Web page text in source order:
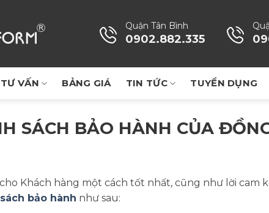
Quận Tân Bình
0902.882.335
TƯ VẤN BẢNG GIÁ TIN TỨC TUYỂN DỤNG
SÁCH BẢO HÀNH CỦA
Khách hàng một cách tốt nhất, cũng như lời
bảo hành như sau: